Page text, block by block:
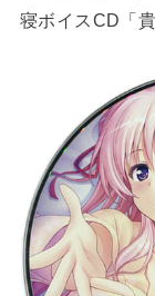
寝ボイスCD「貴